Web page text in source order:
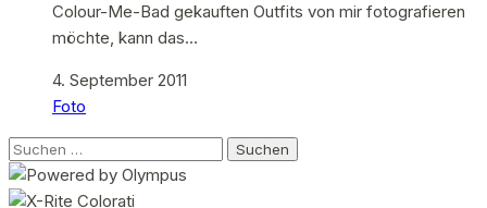
Colour-Me-Bad gekauften Outfits von mir fotografieren
möchte, kann das…
4. September 2011
Foto
Suchen
nach: